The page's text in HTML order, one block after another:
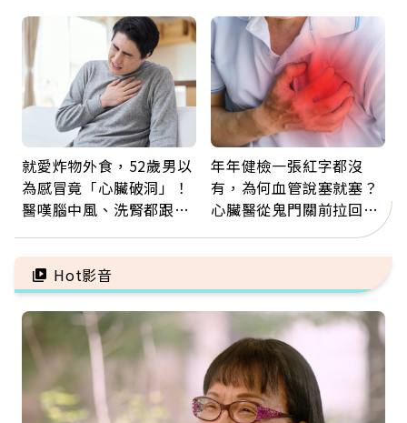
票
就愛炸物外食，52歲男以
為感冒竟「心臟破洞」！
醫嘆腦中風、洗腎都跟它
救
年年健檢一張紅字都沒
有，為何血管說塞就塞？
心臟醫從鬼門關前拉回病
人：會不會心梗要看對數
字
Hot影音